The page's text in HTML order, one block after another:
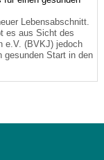
Lebensabschnitt.
es aus Sicht des
e.V. (BVKJ) jedoch
gesunden Start in den